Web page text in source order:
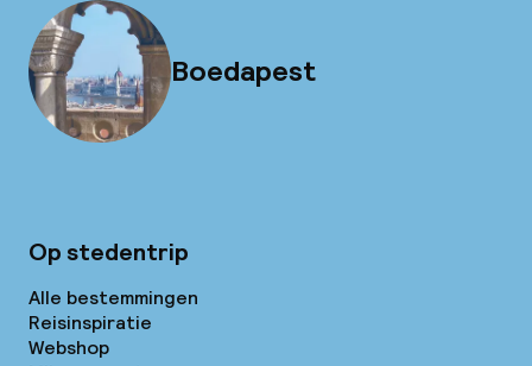
Boedapest
Op stedentrip
Alle bestemmingen
Reisinspiratie
Webshop